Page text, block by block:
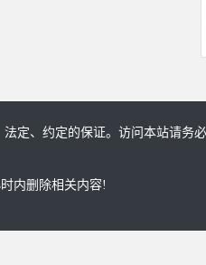
定、约定的保证。访问本站请务
内删除相关内容!